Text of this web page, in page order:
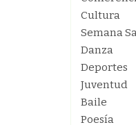
Cultura
Semana
Danza
Deportes
Juventud
Baile
Poesía